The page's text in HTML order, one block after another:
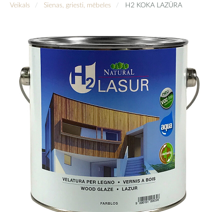
Veikals Sienas, griesti, mēbeles H2 KOKA LAZŪRA